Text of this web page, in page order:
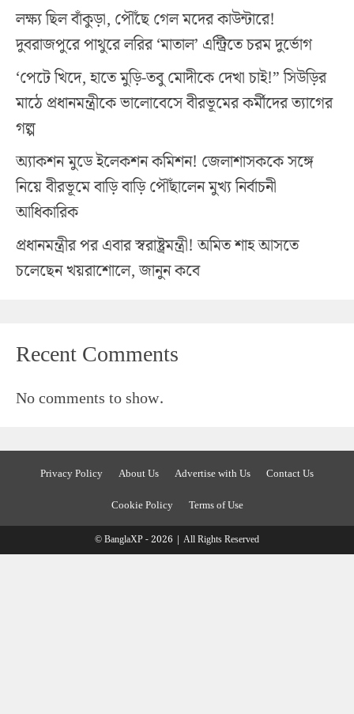
লক্ষ্য ছিল বাঁকুড়া, পৌঁছে গেল মদের কাউন্টারে!
দুবরাজপুরে পাথুরে লরির ‘মাতাল’ এন্ট্রিতে চরম দুর্ভোগ
‘পেটে খিদে, হাতে মুড়ি-তবু মোদীকে দেখা চাই!” সিউড়ির
মাঠে প্রধানমন্ত্রীকে ভালোবেসে বীরভূমের কর্মীদের ত্যাগের
গল্প
অ্যাকশন মুডে ইলেকশন কমিশন! জেলাশাসককে সঙ্গে
নিয়ে বীরভূমে বাড়ি বাড়ি পৌঁছালেন মুখ্য নির্বাচনী
আধিকারিক
প্রধানমন্ত্রীর পর এবার স্বরাষ্ট্রমন্ত্রী! অমিত শাহ আসতে
চলেছেন খয়রাশোলে, জানুন কবে
Recent Comments
No comments to show.
Privacy Policy About Us Advertise with Us
Contact Us
Cookie Policy
Terms of Use
© BanglaXP - 2026 | All Rights Reserved